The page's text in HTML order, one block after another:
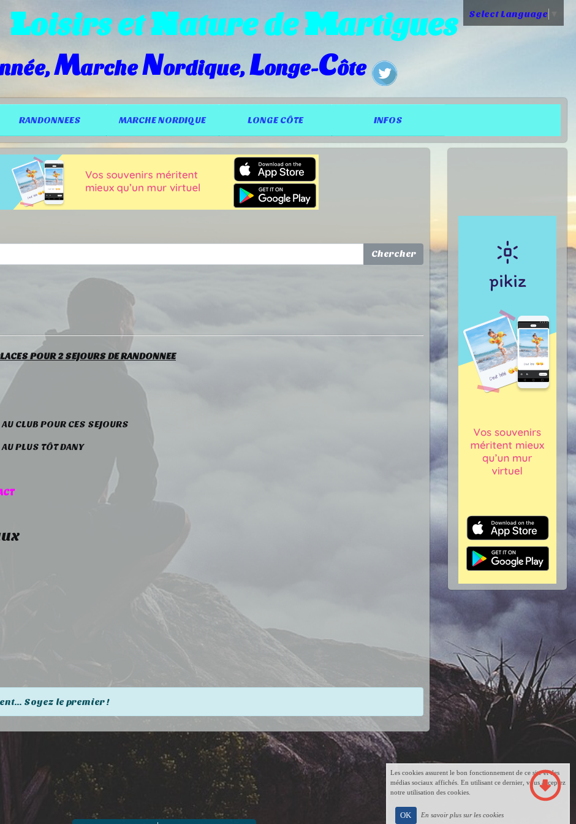
Select Language
Loisirs etNature deMartigues
MarcheNordique,Longe-Côte
RANDONNEES MARCHE NORDIQUE LONGE CÔTE INFOS
POUR 2 SEJOURS DE RANDONNEE
CLUB POUR CES SEJOURS
PLUS TÔT DANY
Soyez le premier !
Les cookies assurent le bon fonctionnement de ce site et des
médias sociaux affichés. En utilisant ce dernier, vous acceptez
notre utilisation des cookies.
OK En savoir plus sur les cookies